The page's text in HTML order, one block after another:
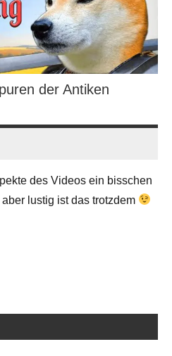
der Antiken
des Videos ein bisschen
lustig ist das trotzdem